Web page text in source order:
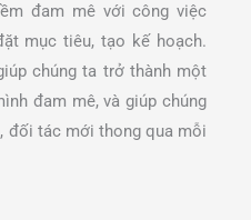
đam mê với công việc
mục tiêu, tạo kế hoạch.
chúng ta trở thành một
đam mê, và giúp chúng
đối tác mới thong qua mỗi